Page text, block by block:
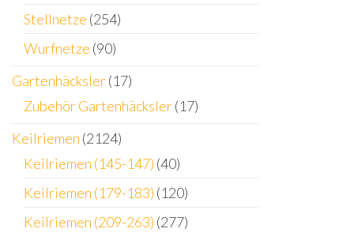
Stellnetze (254)
Wurfnetze (90)
Gartenhäcksler(17)
Zubehör Gartenhäcksler(17)
Keilriemen (2124)
Keilriemen (145-147) (40)
Keilriemen (179-183) (120)
Keilriemen (209-263) (277)